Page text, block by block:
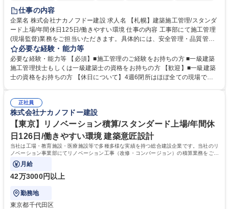
仕事の内容
企業名 株式会社ナカノフドー建設 求人名 【札幌】建築施工管理/スタンダ
ード上場/年間休日125日/働きやすい環境 仕事の内容 工事部にて施工管理
(現場監督)業務をご担当いただきます。具体的には、安全管理・品質管理
(施工写真等の記録)や協力業者との打合せ・指示を行っていただきます。
「施工図設計」「仮設設計」「官公庁への各種申請」等については、専門
部署が担当しますので、施工管理の仕事に専念できる環境が整っていま
す。工期は平均1年程度です。 ◇幅広い案件・大型案件に携わることがで
ンダード上場/年間休日125日/働きやすい環境
必要な経験・能力等
必要な経験・能力等 【必須】■施工管理のご経験をお持ちの方 ■一級建築
施工管理技士もしくは一級建築士の資格をお持ちの方 【歓迎】■一級建築
士の資格をお持ちの方 【休日について】4週6閉所はほぼ全ての現場で達
代休を取得いただきますが取得できなかった場合は給与で還元いたしま
す。 【出張エリア】近辺のエリアが中心です。一般的な出張期間は現場着
工から竣工(1～1年半)です。 学歴・資格 学歴：大学院 大学 高専 短大 専
修学校 高校 語学力： 資格：1級建築施工管理技士 一級建築士
正社員
株式会社ナカノフドー建設
【東京】リノベーション積算/スタンダード上場/年間休
日126日/働きやすい環境 建築意匠設計
当社は工場・教育施設・医療施設等で多種多様な実績を持つ総合建設企業です。当社のリ
ノベーション事業部にてリノベーション工事（改修・コンバージョン）の積算業務をご担
当いただきます。
月給
42万3000円以上
勤務地
東京都千代田区